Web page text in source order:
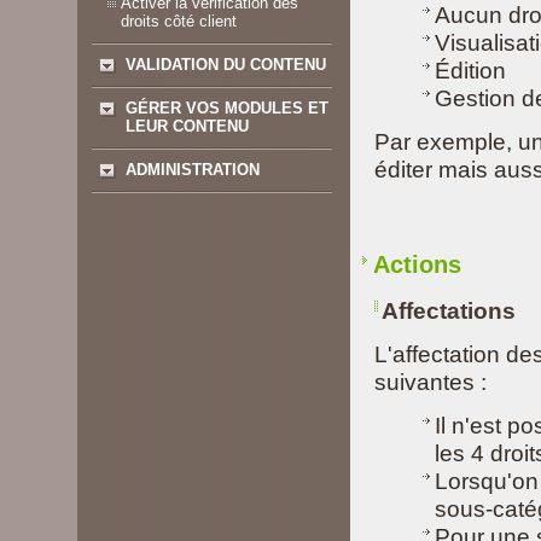
droits côté client
VALIDATION DU CONTENU
GÉRER VOS MODULES ET
LEUR CONTENU
ADMINISTRATION
Aucun
Édition
Gestion
Par exemple,
éditer mais
Actions
Affectations
L'affectation
suivantes :
Il n'est
les 4
sous-